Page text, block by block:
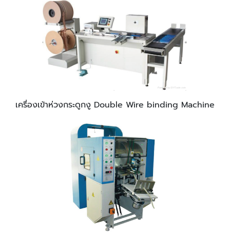
เครื่องเข้าห่วงกระดูกงู Double Wire binding Machine